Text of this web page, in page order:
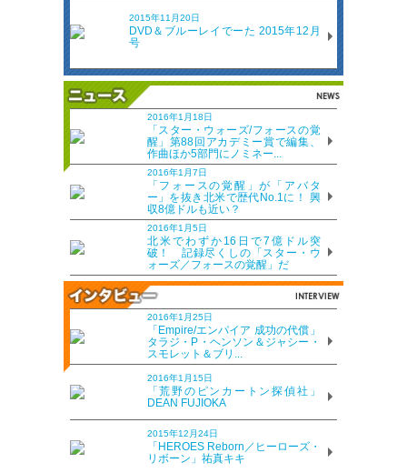
2015年11月20日
DVD＆ブルーレイでーた 2015年12月
号
2016年1月18日
「スター・ウォーズ/フォースの覚
醒」第88回アカデミー賞で編集、
作曲ほか5部門にノミネー...
2016年1月7日
「フォースの覚醒」が「アバタ
ー」を抜き北米で歴代No.1に！ 興
収8億ドルも近い？
2016年1月5日
北米でわずか16日で7億ドル突
破！ 記録尽くしの「スター・ウ
ォーズ／フォースの覚醒」だ
2016年1月25日
「Empire/エンパイア 成功の代償」
タラジ・P・ヘンソン＆ジャシー・
スモレット＆ブリ...
2016年1月15日
「荒野のピンカートン探偵社」
DEAN FUJIOKA
2015年12月24日
「HEROES Reborn／ヒーローズ・
リボーン」祐真キキ